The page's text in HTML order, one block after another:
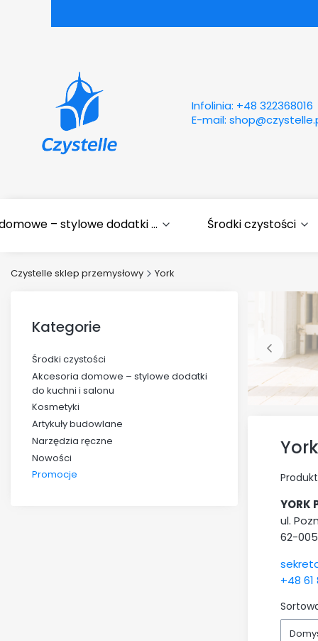
Infolinia: +48 322368016
E-mail:
– stylowe dodatki ... Środki czystości
Czystelle sklep przemysłowy York
Kategorie
Środki czystości
Akcesoria domowe – stylowe dodatki
do kuchni i salonu
Kosmetyki
Artykuły budowlane
Narzędzia ręczne
Nowości
Promocje
York
YORK
ul.
62-
+48 61